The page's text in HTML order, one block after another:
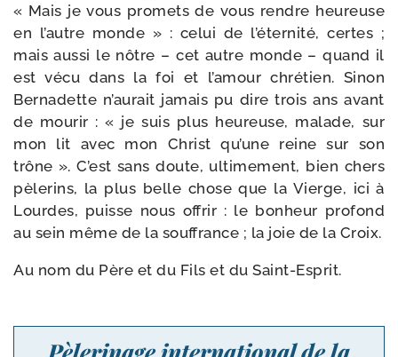
« Mais je vous pro­mets de vous rendre heu­reuse
en l’autre monde » : celui de l’éternité, certes ;
mais aus­si le nôtre – cet autre monde – quand il
est vécu dans la foi et l’amour chré­tien. Sinon
Bernadette n’aurait jamais pu dire trois ans avant
de mou­rir : « je suis plus heu­reuse, malade, sur
mon lit avec mon Christ qu’une reine sur son
trône ». C’est sans doute, ulti­me­ment, bien chers
pèle­rins, la plus belle chose que la Vierge, ici à
Lourdes, puisse nous offrir : le bon­heur pro­fond
au sein même de la souf­france ; la joie de la Croix.
Au nom du Père et du Fils et du Saint-Esprit.
Pèlerinage international de la